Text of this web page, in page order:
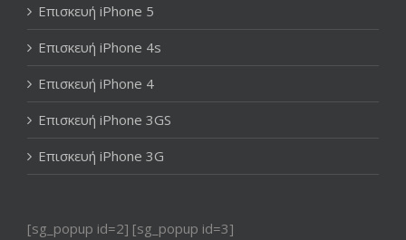
Επισκευή iPhone 5
Επισκευή iPhone 4s
Επισκευή iPhone 4
Επισκευή iPhone 3GS
Επισκευή iPhone 3G
[sg_popup id=2] [sg_popup id=3]